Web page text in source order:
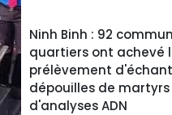
Ninh Binh : 92
quartiers ont achevé
prélèvement
dépouilles de martyrs
d'analyses ADN